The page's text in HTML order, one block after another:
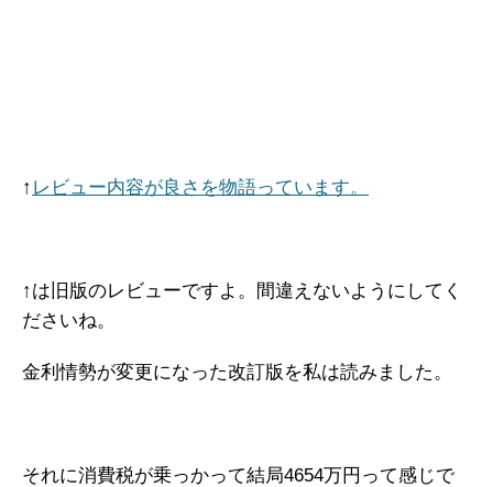
↑ レビュー内容が良さを物語っています。
↑は旧版のレビューですよ。間違えないようにしてく
ださいね。
金利情勢が変更になった改訂版を私は読みました。
それに消費税が乗っかって結局4654万円って感じで